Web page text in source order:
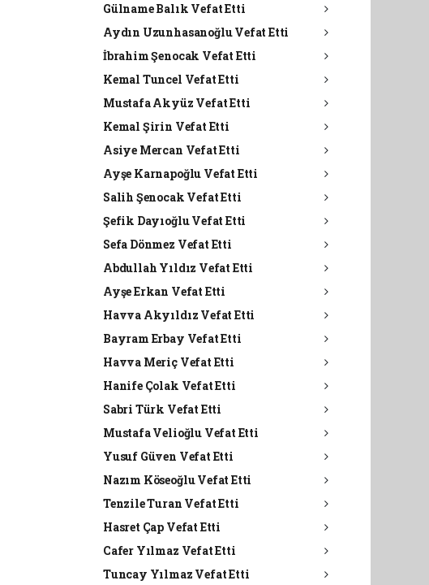
Gülname Balık Vefat Etti
Aydın Uzunhasanoğlu Vefat Etti
İbrahim Şenocak Vefat Etti
Kemal Tuncel Vefat Etti
Mustafa Akyüz Vefat Etti
Kemal Şirin Vefat Etti
Asiye Mercan Vefat Etti
Ayşe Karnapoğlu Vefat Etti
Salih Şenocak Vefat Etti
Şefik Dayıoğlu Vefat Etti
Sefa Dönmez Vefat Etti
Abdullah Yıldız Vefat Etti
Ayşe Erkan Vefat Etti
Havva Akyıldız Vefat Etti
Bayram Erbay Vefat Etti
Havva Meriç Vefat Etti
Hanife Çolak Vefat Etti
Sabri Türk Vefat Etti
Mustafa Velioğlu Vefat Etti
Yusuf Güven Vefat Etti
Nazım Köseoğlu Vefat Etti
Tenzile Turan Vefat Etti
Hasret Çap Vefat Etti
Cafer Yılmaz Vefat Etti
Tuncay Yılmaz Vefat Etti